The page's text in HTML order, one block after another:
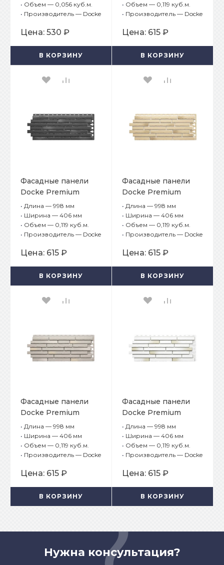
• Объем — 0,056 куб.м.
• Производитель — Docke
Цена: 530 ₽
В КОРЗИНУ
• Объем — 0,119 куб.м.
• Производитель — Docke
Цена: 615 ₽
В КОРЗИНУ
Фасадные панели
Docke Premium
Klinker Атакама
• Длина — 998 мм
• Ширина — 406 мм
• Объем — 0,119 куб.м.
• Производитель — Docke
Цена: 615 ₽
В КОРЗИНУ
Фасадные панели
Docke Premium
Klinker Каракумы
• Длина — 998 мм
• Ширина — 406 мм
• Объем — 0,119 куб.м.
• Производитель — Docke
Цена: 615 ₽
В КОРЗИНУ
Фасадные панели
Docke Premium
Klinker Сахара
• Длина — 998 мм
• Ширина — 406 мм
• Объем — 0,119 куб.м.
• Производитель — Docke
Цена: 615 ₽
В КОРЗИНУ
Фасадные панели
Docke Premium
Klinker Монте
• Длина — 998 мм
• Ширина — 406 мм
• Объем — 0,119 куб.м.
• Производитель — Docke
Цена: 615 ₽
В КОРЗИНУ
Нужна консультация?